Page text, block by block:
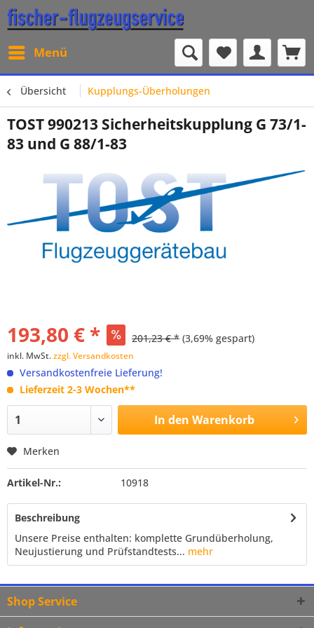
Menü
Übersicht Kupplungs-Überholungen
TOST 990213 Sicherheitskupplung G 73/1-
83 und G 88/1-83
193,80 € * 201,23 € * (3,69% gespart)
inkl. MwSt.zzgl. Versandkosten
Versandkostenfreie Lieferung!
Lieferzeit 2-3 Wochen**
In den Warenkorb
Merken
Artikel-Nr.: 10918
Beschreibung
Unsere Preise enthalten: komplette Grundüberholung,
Neujustierung und Prüfstandtests... mehr
Shop Service